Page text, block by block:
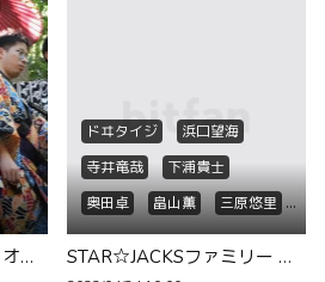
STAR☆JACKSメンバー オンラインミーティングのお知らせ🕘
ドヰタイジ
浜口望海
寺井竜哉
下浦貴士
奥田卓
畠山薫
三原悠里
赤松英実
留奈
STAR☆JACKSファミリー オンラインミーティングのお知らせ🕘